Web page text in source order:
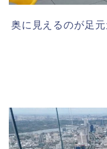
奥に見えるのが足